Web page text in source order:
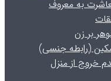
به معروف
بر زن
(رابطه جنسی)
خروج از منزل